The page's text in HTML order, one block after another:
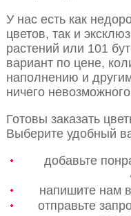
У нас есть как
цветов, так и
растений или 101
вариант по цене,
наполнению и
ничего
Готовы заказать
Выберите удобный
добавьте
напишите нам
отправьте